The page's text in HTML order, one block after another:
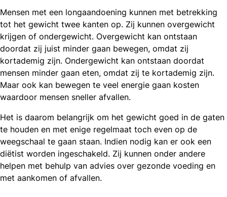
Mensen met een longaandoening kunnen met betrekking
tot het gewicht twee kanten op. Zij kunnen overgewicht
krijgen of ondergewicht. Overgewicht kan ontstaan
doordat zij juist minder gaan bewegen, omdat zij
kortademig zijn. Ondergewicht kan ontstaan doordat
mensen minder gaan eten, omdat zij te kortademig zijn.
Maar ook kan bewegen te veel energie gaan kosten
waardoor mensen sneller afvallen.
Het is daarom belangrijk om het gewicht goed in de gaten
te houden en met enige regelmaat toch even op de
weegschaal te gaan staan. Indien nodig kan er ook een
diëtist worden ingeschakeld. Zij kunnen onder andere
helpen met behulp van advies over gezonde voeding en
met aankomen of afvallen.